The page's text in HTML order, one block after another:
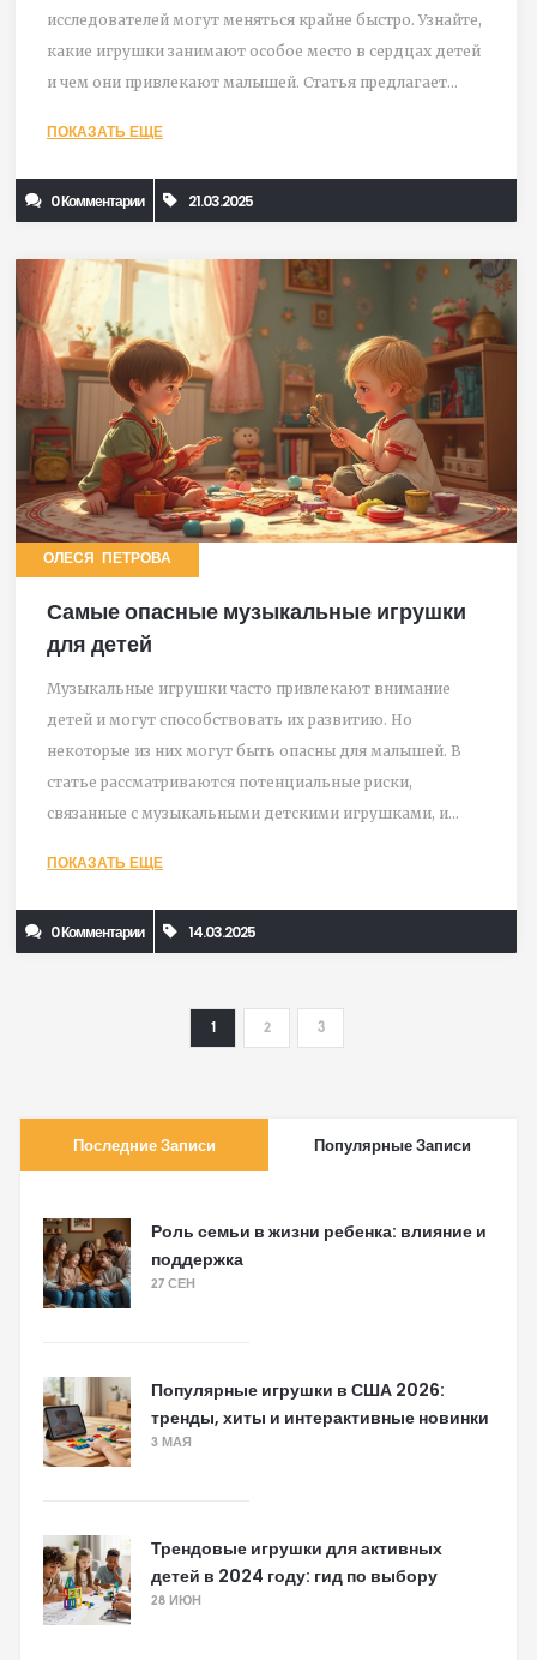
исследователей могут меняться крайне быстро. Узнайте,
какие игрушки занимают особое место в сердцах детей
и чем они привлекают малышей. Статья предлагает
сделать выбор в пользу подарка, который будет не
только развлекательным, но и образовательным.
ПОКАЗАТЬ ЕЩЕ
0 Комментарии 21.03.2025
ОЛЕСЯ ПЕТРОВА
Самые опасные музыкальные игрушки
для детей
Музыкальные игрушки часто привлекают внимание
детей и могут способствовать их развитию. Но
некоторые из них могут быть опасны для малышей. В
статье рассматриваются потенциальные риски,
связанные с музыкальными детскими игрушками, и
обратить внимание при выборе таких игрушек для
вашего ребёнка.
ПОКАЗАТЬ ЕЩЕ
0 Комментарии 14.03.2025
1 2 3
Последние Записи Популярные Записи
Роль семьи в жизни ребенка: влияние и
поддержка
27 СЕН
Популярные игрушки в США 2026:
тренды, хиты и интерактивные новинки
3 МАЯ
Трендовые игрушки для активных
детей в 2024 году: гид по выбору
28 ИЮН